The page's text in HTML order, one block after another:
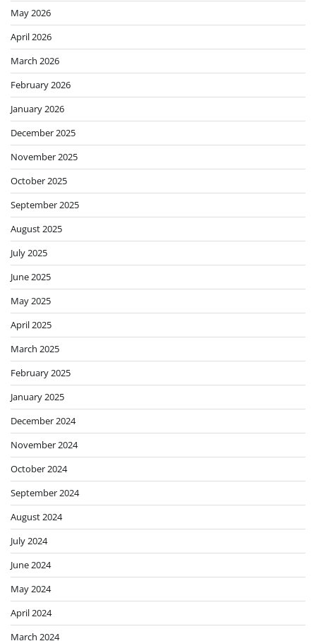
May 2026
April 2026
March 2026
February 2026
January 2026
December 2025
November 2025
October 2025
September 2025
August 2025
July 2025
June 2025
May 2025
April 2025
March 2025
February 2025
January 2025
December 2024
November 2024
October 2024
September 2024
August 2024
July 2024
June 2024
May 2024
April 2024
March 2024